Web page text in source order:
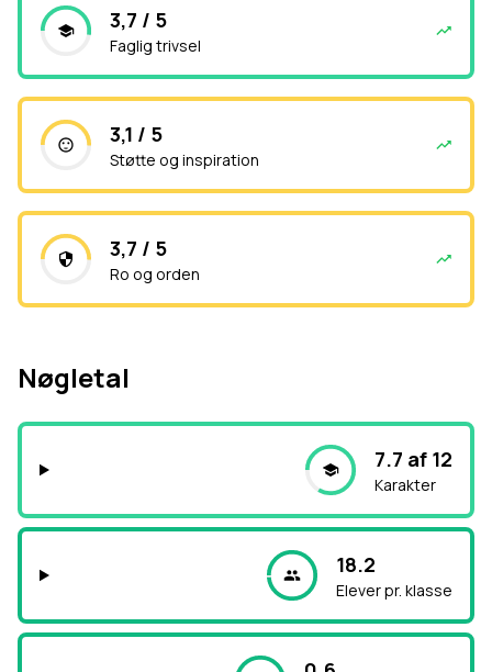
3,7 / 5
Faglig trivsel
3,1 / 5
Støtte og inspiration
3,7 / 5
Ro og orden
Nøgletal
7.7 af 12
Karakter
18.2
Elever pr. klasse